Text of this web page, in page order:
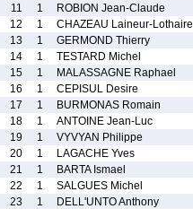
11
1 ROBION Jean-Claude
12
1 CHAZEAU Laineur-Lothaire
13
1 GERMOND Thierry
14
1 TESTARD Michel
15
1 MALASSAGNE Raphael
16
1 CEPISUL Desire
17
1 BURMONAS Romain
18
1 ANTOINE Jean-Luc
19
1 VYVYAN Philippe
20
1 LAGACHE Yves
21
1 BARTA Ismael
22
1 SALGUES Michel
23
1 DELL'UNTO Anthony